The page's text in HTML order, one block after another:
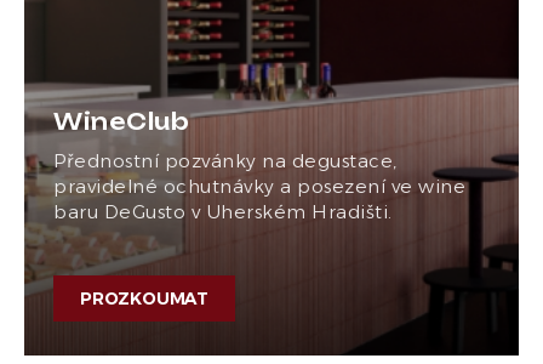
WineClub
Přednostní pozvánky na degustace,
pravidelné ochutnávky a posezení ve wine
baru DeGusto v Uherském Hradišti.
PROZKOUMAT